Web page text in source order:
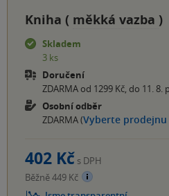
Kniha ( měkká vazba )
Skladem
3 ks
Doručení
ZDARMA od 1299 Kč, do 11.
Osobní odběr
ZDARMA (Vyberte prodejnu
402 Kč s DPH
Běžně 449 Kč